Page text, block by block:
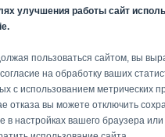
улучшения работы сайт
пользоваться сайтом, вы
на обработку ваших
с использованием метрических
отказа вы можете отключить
в настройках вашего браузера или